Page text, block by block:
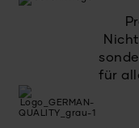
für